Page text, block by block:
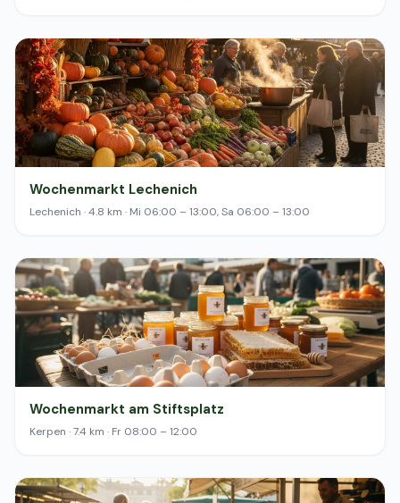
Wochenmarkt Lechenich
Lechenich · 4.8 km · Mi 06:00 – 13:00, Sa 06:00 – 13:00
Wochenmarkt am Stiftsplatz
Kerpen · 7.4 km · Fr 08:00 – 12:00